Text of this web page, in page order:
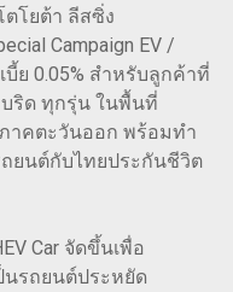
โยต้า ลีสซิ่ง
Campaign EV /
ย 0.05% สำหรับลูกค้าที่
ริด ทุกรุ่น ในพื้นที่
าคตะวันออก พร้อมทำ
ยนต์กับไทยประกันชีวิต
Car จัดขึ้นเพื่อ
นรถยนต์ประหยัด